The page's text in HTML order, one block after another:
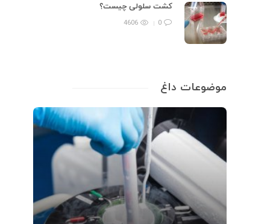
کشت سلولی چیست؟
0
4606
موضوعات داغ